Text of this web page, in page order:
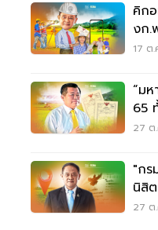
คิก
งก.
ไร่
17 ต
“ม
65
27 ต
"กร
นิสิ
90
27 ต